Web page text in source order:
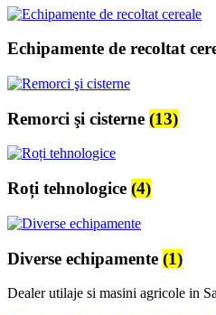
Echipamente de recoltat
Remorci şi cisterne (13)
Roți tehnologice (4)
Diverse echipamente (1)
Dealer utilaje si masini agricole in